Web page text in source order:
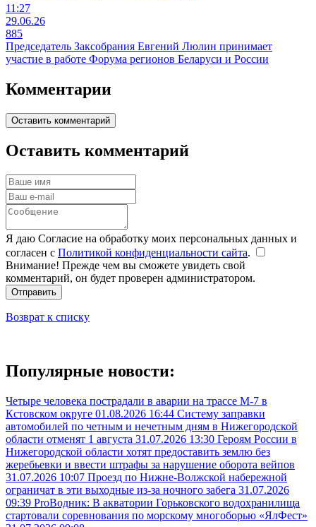
11:27
29.06.26
885
Председатель Заксобрания Евгений Люлин принимает
участие в работе Форума регионов Беларуси и России
Комментарии
Оставить комментарий
Оставить комментарий
Я даю Согласие на обработку моих персональных данных и
согласен с Политикой конфиденциальности сайта.
Внимание! Прежде чем вы сможете увидеть свой
комментарий, он будет проверен администратором.
Отправить
Возврат к списку
Популярные новости:
Четыре человека пострадали в аварии на трассе М-7 в
Кстовском округе 01.08.2026 16:44 Систему заправки
автомобилей по четным и нечетным дням в Нижегородской
области отменят 1 августа 31.07.2026 13:30 Героям России в
Нижегородской области хотят предоставить землю без
жеребьевки и ввести штрафы за нарушение оборота вейпов
31.07.2026 10:07 Проезд по Нижне-Волжской набережной
ограничат в эти выходные из-за ночного забега 31.07.2026
09:39 ProВодник: В акватории Горьковского водохранилища
стартовали соревнования по морскому многоборью «ЯлФест»